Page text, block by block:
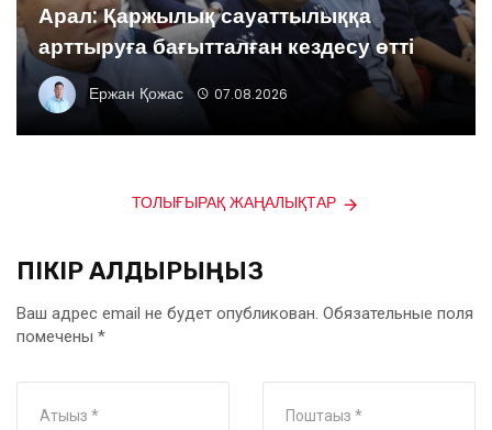
Арал: Қаржылық сауаттылыққа
арттыруға бағытталған кездесу өтті
Ержан Қожас 07.08.2026
ТОЛЫҒЫРАҚ ЖАҢАЛЫҚТАР
ПІКІР ҚАЛДЫРЫҢЫЗ
Ваш адрес email не будет опубликован. Обязательные поля
помечены *